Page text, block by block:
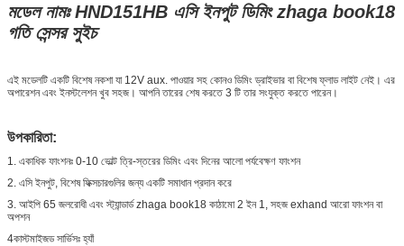
মডেল নামঃ HND151HB এসি ইনপুট ডিমিং zhaga book18
গতি সেন্সর সুইচ
এই মডেলটি একটি বিশেষ নকশা যা 12V aux. পাওয়ার সহ কোনও ডিমিং ড্রাইভার বা বিশেষ ফ্লাড লাইট নেই। এর
অপারেশন এবং ইনস্টলেশন খুব সহজ। আপনি তারের শেষ করতে 3 টি তার সংযুক্ত করতে পারেন।
উপকারিতা:
1. একাধিক ফাংশনঃ 0-10 ভোল্ট ত্রি-স্তরের ডিমিং এবং দিনের আলো পর্যবেক্ষণ ফাংশন
2. এসি ইনপুট, বিশেষ ফিক্সচারগুলির জন্য একটি সমাধান প্রদান করে
3. আইপি 65 জলরোধী এবং স্ট্যান্ডার্ড zhaga book18 কাঠামো 2 ইন 1, সহজ exhand আরো ফাংশন বা
অপশন
4কাস্টমাইজড সার্ভিসঃ হ্যাঁ